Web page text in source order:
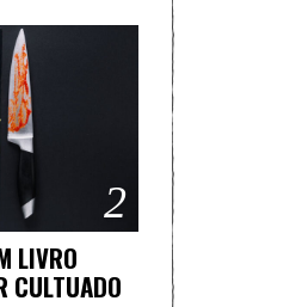
2
LIVRO
CULTUADO